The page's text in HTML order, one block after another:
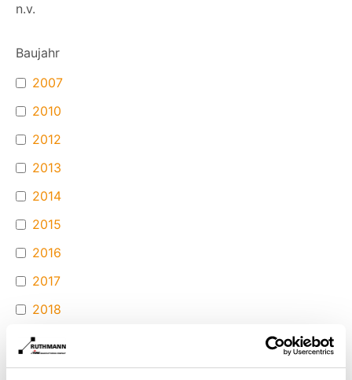
n.v.
Baujahr
2007
2010
2012
2013
2014
2015
2016
2017
2018
2019
2020